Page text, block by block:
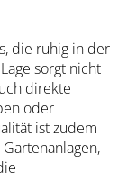
die ruhig in der
sorgt nicht
direkte
oder
ist zudem